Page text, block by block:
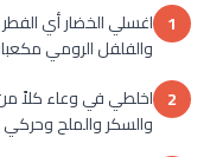
1 اغسلي الخضار أي
والفلفل الرومي
2 اخلطي في وعاء كلاً من
والسكر والملح